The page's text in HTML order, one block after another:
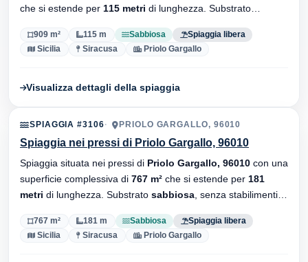
che si estende per 115 metri di lunghezza. Substrato
909 m² 115 m Sabbiosa
Spiaggia libera
Sicilia
Siracusa Priolo Gargallo
Visualizza dettagli della spiaggia
SPIAGGIA #3106 PRIOLO GARGALLO, 96010
Spiaggia nei pressi di Priolo Gargallo, 96010
Spiaggia situata nei pressi di Priolo Gargallo, 96010 con una
superficie complessiva di 767 m² che si estende per 181
metri di lunghezza. Substrato sabbiosa , senza stabilimenti
767 m² 181 m Sabbiosa
Spiaggia libera
Sicilia
Siracusa Priolo Gargallo